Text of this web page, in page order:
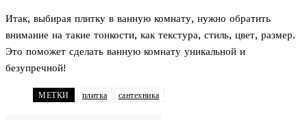
Итак, выбирая плитку в ванную комнату, нужно обратить
внимание на такие тонкости, как текстура, стиль, цвет, размер.
Это поможет сделать ванную комнату уникальной и
безупречной!
МЕТКИ плитка сантехника